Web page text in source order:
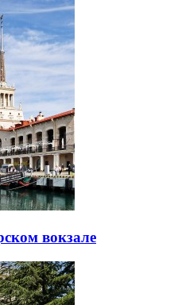
вокзале